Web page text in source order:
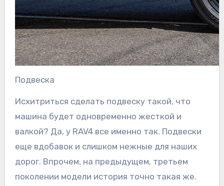
Подвеска
Исхитриться сделать подвеску такой, что
машина будет одновременно жесткой и
валкой? Да, у RAV4 все именно так. Подвески
еще вдобавок и слишком нежные для наших
дорог. Впрочем, на предыдущем, третьем
поколении модели история точно такая же.